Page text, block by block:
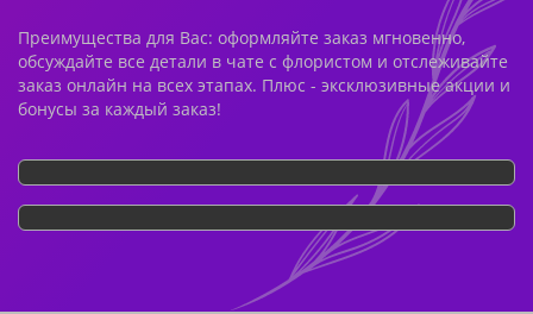
Преимущества для Вас: оформляйте заказ мгновенно,
обсуждайте все детали в чате с флористом и отслеживайте
заказ онлайн на всех этапах. Плюс - эксклюзивные акции и
бонусы за каждый заказ!